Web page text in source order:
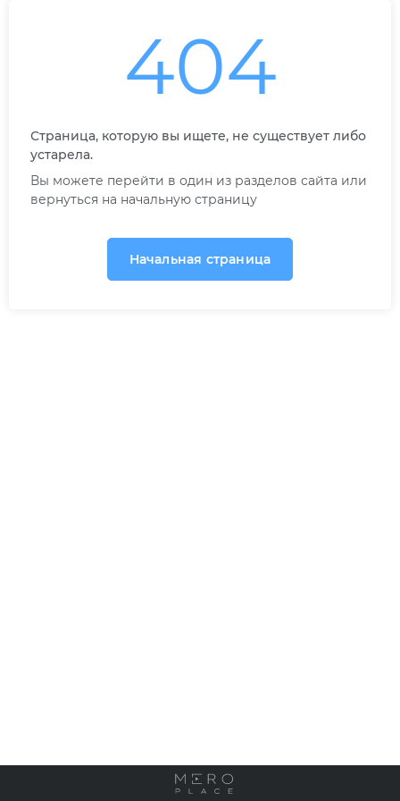
404
Страница, которую вы ищете, не существует либо
устарела.
Вы можете перейти в один из разделов сайта или
вернуться на начальную страницу
Начальная страница